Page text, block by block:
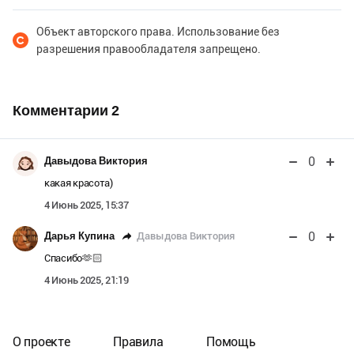
Объект авторского права. Использование без
разрешения правообладателя запрещено.
Комментарии 2
Давыдова Виктория 0
какая красота)
4 Июнь 2025, 15:37
Дарья Купина Давыдова Виктория 0
Спасибо🫶🏻
4 Июнь 2025, 21:19
О проекте Правила Помощь